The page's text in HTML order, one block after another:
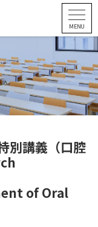
別講義（口腔
of Oral